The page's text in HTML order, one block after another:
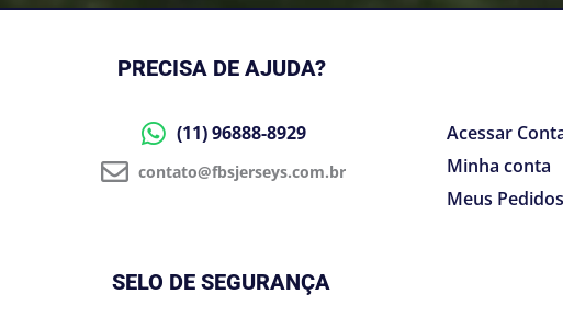
PRECISA DE AJUDA?
(11) 96888-8929
contato@fbsjerseys.com.br
Acessar
Minha conta
Meus Pedidos
SELO DE SEGURANÇA